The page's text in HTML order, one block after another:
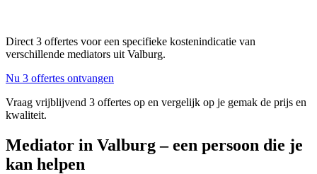
Direct 3 offertes voor een specifieke kostenindicatie van
verschillende mediators uit Valburg.
Nu 3 offertes ontvangen
Vraag vrijblijvend 3 offertes op en vergelijk op je gemak de prijs en
kwaliteit.
Mediator in Valburg – een persoon die je
kan helpen